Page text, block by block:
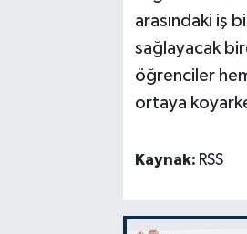
arasındaki iş
sağlayacak
öğrenciler
ortaya
Kaynak: RSS